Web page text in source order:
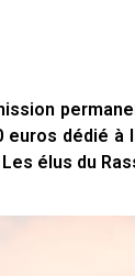
euros dédié
élus du